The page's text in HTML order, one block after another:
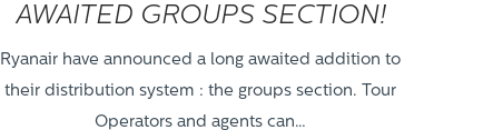
AWAITED GROUPS SECTION!
Ryanair have announced a long awaited addition to
their distribution system : the groups section. Tour
Operators and agents can…